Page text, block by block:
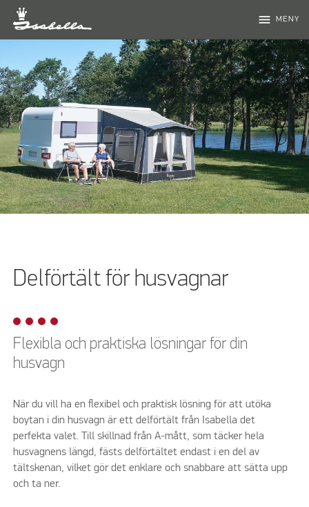
menu MENY
Delförtält för husvagnar
Flexibla och praktiska lösningar för din
husvagn
När du vill ha en flexibel och praktisk lösning för att utöka
boytan i din husvagn är ett delförtält från Isabella det
perfekta valet. Till skillnad från A-mått, som täcker hela
husvagnens längd, fästs delförtältet endast i en del av
tältskenan, vilket gör det enklare och snabbare att sätta upp
och ta ner.